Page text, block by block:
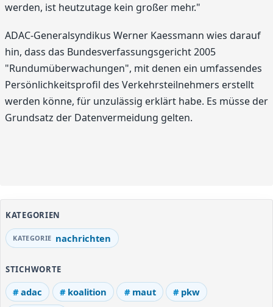
werden, ist heutzutage kein großer mehr."
ADAC-Generalsyndikus Werner Kaessmann wies darauf
hin, dass das Bundesverfassungsgericht 2005
"Rundumüberwachungen", mit denen ein umfassendes
Persönlichkeitsprofil des Verkehrsteilnehmers erstellt
werden könne, für unzulässig erklärt habe. Es müsse der
Grundsatz der Datenvermeidung gelten.
KATEGORIEN
nachrichten
STICHWORTE
adac koalition maut
pkw